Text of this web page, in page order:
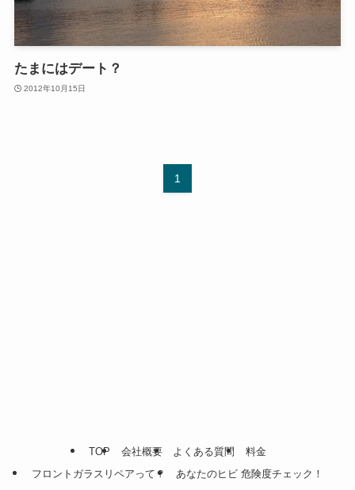
たまにはデート？
2012年10月15日
1
TOP 会社概要 よくある質問
料金
フロントガラスリペアって？
あなたのヒビ 危険度チェック！